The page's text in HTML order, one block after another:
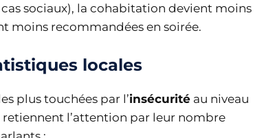
sociaux), la cohabitation devient moins
moins recommandées en soirée.
locales
plus touchées par l’insécurité au niveau
retiennent l’attention par leur nombre